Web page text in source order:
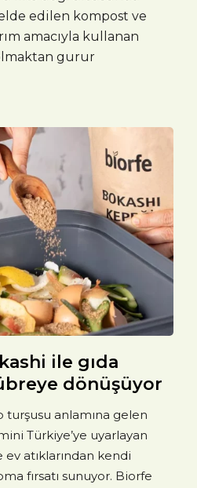
edilen kompost ve
amacıyla kullanan
gurur
ile gıda
dönüşüyor
turşusu anlamına gelen
Türkiye’ye uyarlayan
atıklarından kendi
fırsatı sunuyor. Biorfe